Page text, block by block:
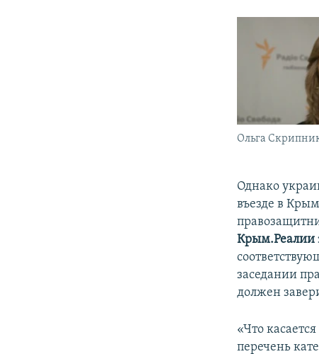
Ольга
Однако
въезде в
Крым.Реалии
заседании
должен
«Что
перечень